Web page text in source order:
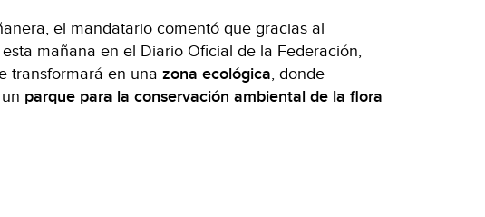
el mandatario comentó que gracias al
mañana en el Diario Oficial de la Federación,
transformará en una zona ecológica, donde
parque para la conservación ambiental de la flora